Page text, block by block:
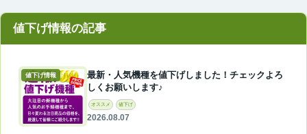
値下げ情報
最新・人気機種を値下げしました！チェックよろ
しくお願いします♪
オススメ 値下げ
2026.08.07